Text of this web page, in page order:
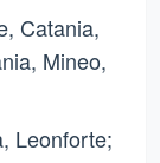
Catania,
Mineo,
Leonforte;